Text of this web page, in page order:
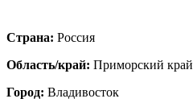
Страна: Россия
Область/край: Приморский край
Город: Владивосток